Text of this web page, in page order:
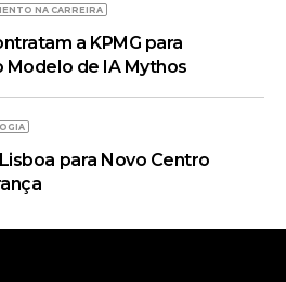
NA CARREIRA
a KPMG para
de IA Mythos
para Novo Centro